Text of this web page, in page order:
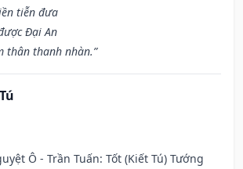
tiễn đưa
Đại An
thân thanh nhàn.”
Ô - Trần Tuấn: Tốt (Kiết Tú) Tướng